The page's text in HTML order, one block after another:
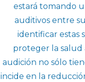
estará tomando
auditivos entre
identificar estas
proteger la salud
audición no sólo
incide en la